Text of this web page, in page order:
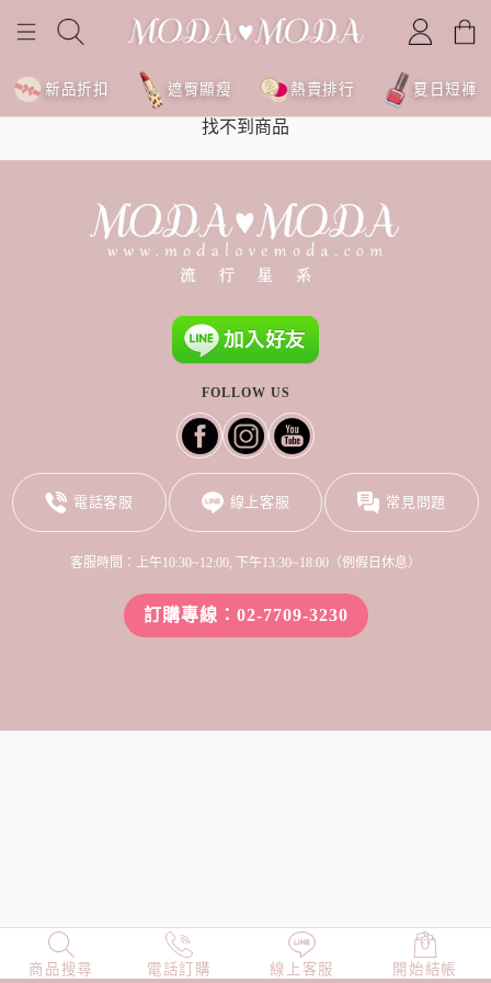
新品折扣 遮臀顯瘦 熱賣排行 夏日短褲
找不到商品
商品搜尋 電話訂購 線上客服 開始結帳
NEW 店長精選 TOP100 小編穿搭
FOLLOW US
電話客服 線上客服 常見問題
客服時間：上午10:30~12:00, 下午13:30~18:00（例假日休息）
訂購專線：02-7709-3230